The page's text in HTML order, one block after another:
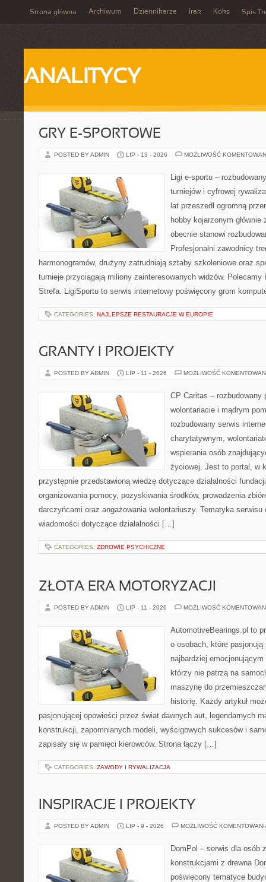
Strona główna Archiwum Dziennikarze Irak Koks Spis
ANALITYCY
GRY E-SPORTOWE
POSTED BY ADMIN LIP - 13 - 2026 MOŻLIWOŚĆ
Ligi e-sportu –
turniejów i cyfrowej
lat przeszedł ogromną
hobby kojarzonym
obecnie stanowi
Profesjonalni zawodnicy
harmonogramów, drużyny zatrudniają sztaby szkoleniowe oraz
turnieje przyciągają miliony zainteresowanych widzów.
Strefa. LigiSportu to serwis internetowy poświęcony grom
CATEGORIES: NAJLEPSZE RESTAURACJE W EUROPIE
GRANTY I PROJEKTY
POSTED BY ADMIN LIP - 11 - 2026 MOŻLIWOŚĆ
CP Caritas – rozbudowany
wolontariacie i mądrym
rozbudowany serwis
charytatywnym,
wspierania osób
życiowej. Jest to portal, w
przystępnie przedstawioną wiedzę dotyczące działalności
organizowania pomocy, pozyskiwania środków, prowadzenia
darczyńcami oraz angażowania wolontariuszy. Tematyka
wiadomości dotyczące działalności […]
CATEGORIES: ZDROWIE PSYCHICZNE
ZŁOTA ERA MOTORYZACJI
POSTED BY ADMIN LIP - 11 - 2026 MOŻLIWOŚĆ
AutomotiveBearings.pl to
o osobach, które
najbardziej
którzy nie patrzą na
maszynę do
historię. Każdy artykuł
pasjonującej opowieści przez świat dawnych aut, legendarnych
konstrukcji, zapomnianych modeli, wyścigowych sukcesów i
zapisały się w pamięci kierowców. Strona łączy […]
CATEGORIES: ZAWODY I RYWALIZACJA
INSPIRACJE I PROJEKTY
POSTED BY ADMIN LIP - 9 - 2026 MOŻLIWOŚĆ
DomPol – serwis dla osób
konstrukcjami z drewna
poświęcony tematyce